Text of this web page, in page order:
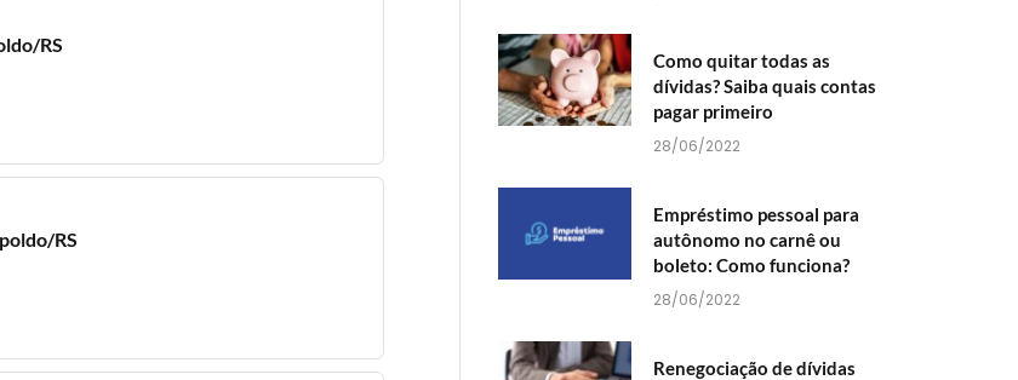
RS
RS
Como quitar todas as
dívidas? Saiba quais contas
pagar primeiro
28/06/2022
Empréstimo pessoal para
autônomo no carnê ou
boleto: Como funciona?
28/06/2022
Renegociação de dívidas